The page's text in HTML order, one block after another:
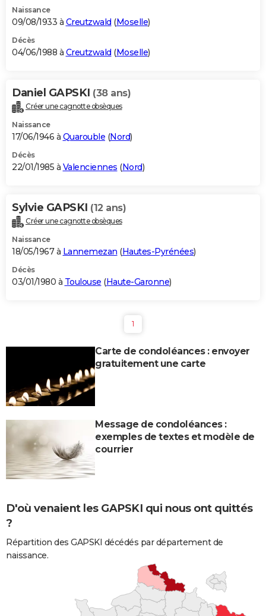
Naissance
09/08/1933 à Creutzwald (Moselle)
Décès
04/06/1988 à Creutzwald (Moselle)
Daniel GAPSKI (38 ans)
Créer une cagnotte obsèques
Naissance
17/06/1946 à Quarouble (Nord)
Décès
22/01/1985 à Valenciennes (Nord)
Sylvie GAPSKI (12 ans)
Créer une cagnotte obsèques
Naissance
18/05/1967 à Lannemezan (Hautes-Pyrénées)
Décès
03/01/1980 à Toulouse (Haute-Garonne)
1
Carte de condoléances : envoyer
gratuitement une carte
Message de condoléances :
exemples de textes et modèle de
courrier
D'où venaient les GAPSKI qui nous ont quittés
?
Répartition des GAPSKI décédés par département de
naissance.